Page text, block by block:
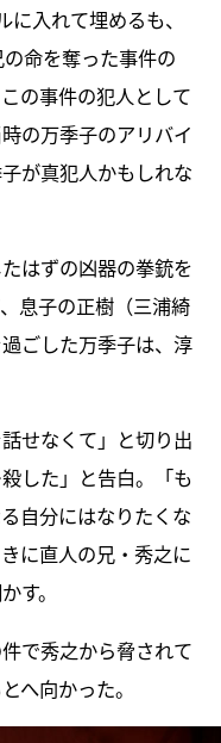
入れて埋めるも、
命を奪った事件の
の事件の犯人として
の万季子のアリバイ
が真犯人かもしれな
はずの凶器の拳銃を
息子の正樹（三浦綺
ごした万季子は、淳
せなくて」と切り出
した」と告白。「も
自分にはなりたくな
に直人の兄・秀之に
す。
で秀之から脅されて
へ向かった。